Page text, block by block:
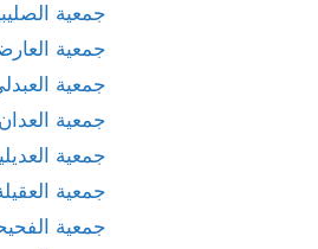
جمعية
جمعية
جمعية
جمعية العدان
جمعية
جمعية
جمعية